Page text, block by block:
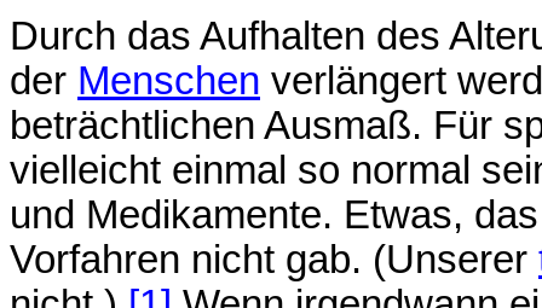
Durch das Aufhalten des
der Menschen verlängert
beträchtlichen Ausmaß. Für
vielleicht einmal so normal
und Medikamente. Etwas,
Vorfahren nicht gab. (Unserer